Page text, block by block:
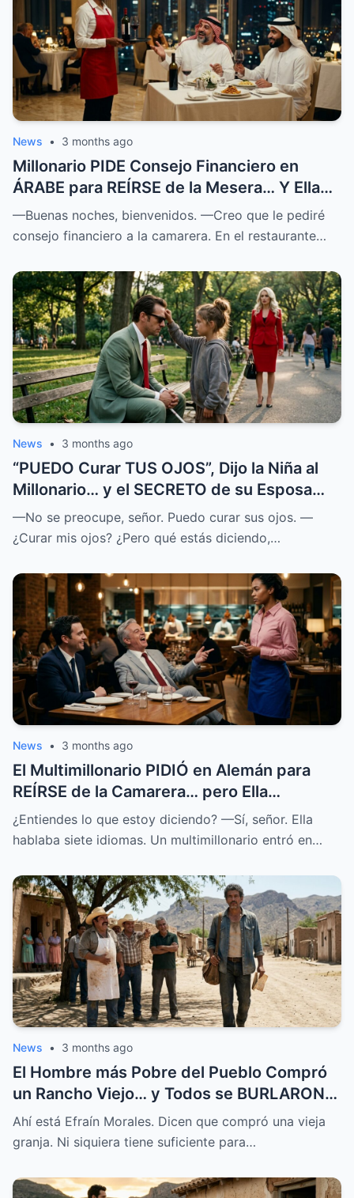
News • 3 months ago
Millonario PIDE Consejo Financiero en
ÁRABE para REÍRSE de la Mesera… Y Ella
SOPRENDIÓ a Todos
—Buenas noches, bienvenidos. —Creo que le pediré
consejo financiero a la camarera. En el restaurante…
News • 3 months ago
“PUEDO Curar TUS OJOS”, Dijo la Niña al
Millonario… y el SECRETO de su Esposa
SALIÓ a la LUZ
—No se preocupe, señor. Puedo curar sus ojos. —
¿Curar mis ojos? ¿Pero qué estás diciendo,…
News • 3 months ago
El Multimillonario PIDIÓ en Alemán para
REÍRSE de la Camarera… pero Ella
HABLABA 7 Idiomas.
¿Entiendes lo que estoy diciendo? —Sí, señor. Ella
hablaba siete idiomas. Un multimillonario entró en…
News • 3 months ago
El Hombre más Pobre del Pueblo Compró
un Rancho Viejo… y Todos se BURLARON,
Hasta que Pasó Esto
Ahí está Efraín Morales. Dicen que compró una vieja
granja. Ni siquiera tiene suficiente para…